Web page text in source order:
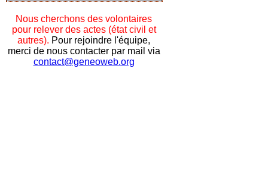
Nous cherchons des volontaires
pour relever des actes (état civil et
autres). Pour rejoindre l'équipe,
merci de nous contacter par mail via
contact@geneoweb.org